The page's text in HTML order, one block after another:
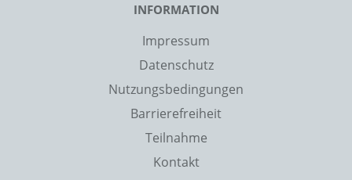
INFORMATION
Impressum
Datenschutz
Nutzungsbedingungen
Barrierefreiheit
Teilnahme
Kontakt